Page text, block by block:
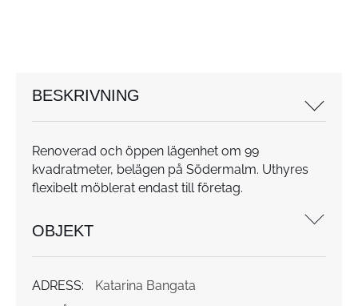
BESKRIVNING
Renoverad och öppen lägenhet om 99
kvadratmeter, belägen på Södermalm. Uthyres
flexibelt möblerat endast till företag.
OBJEKT
ADRESS:
Katarina Bangata